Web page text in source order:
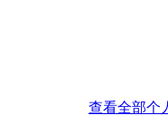
查看全部个